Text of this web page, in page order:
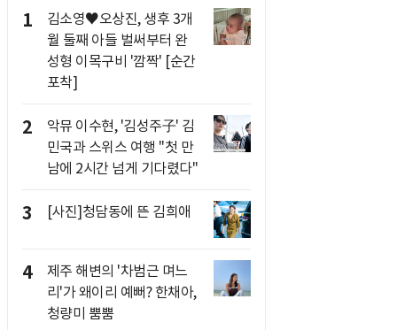
1
김소영♥오상진, 생후 3개
월 둘째 아들 벌써부터 완
성형 이목구비 '깜짝' [순간
포착]
2
악뮤 이수현, '김성주子' 김
민국과 스위스 여행 "첫 만
남에 2시간 넘게 기다렸다"
3 [사진]청담동에 뜬 김희애
4
제주 해변의 '차범근 며느
리'가 왜이리 예뻐? 한채아,
청량미 뿜뿜